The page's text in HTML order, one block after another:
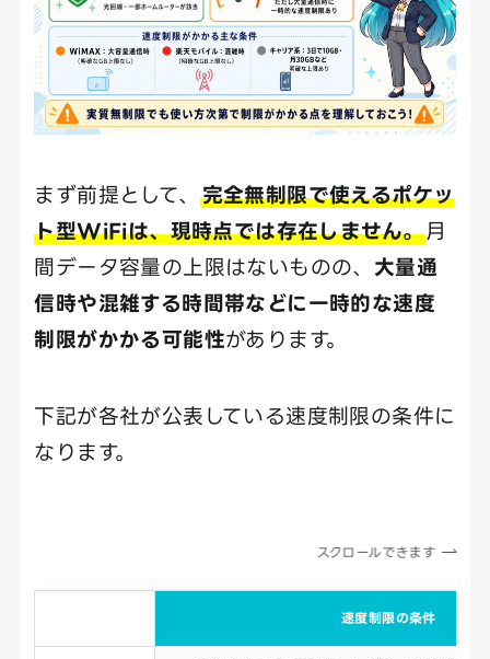
まず前提として、 完全無制限で使えるポケッ
ト型WiFiは、現時点では存在しません。月
間データ容量の上限はないものの、 大量通
信時や混雑する時間帯などに一時的な速度
制限がかかる可能性があります。
下記が各社が公表している速度制限の条件に
なります。
スクロールできます
速度制限の条件